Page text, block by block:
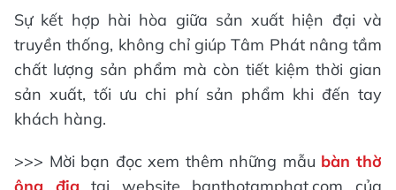
Sự kết hợp hài hòa giữa sản xuất hiện đại và
truyền thống, không chỉ giúp Tâm Phát nâng tầm
chất lượng sản phẩm mà còn tiết kiệm thời gian
sản xuất, tối ưu chi phí sản phẩm khi đến tay
khách hàng.
>>> Mời bạn đọc xem thêm những mẫu bàn thờ